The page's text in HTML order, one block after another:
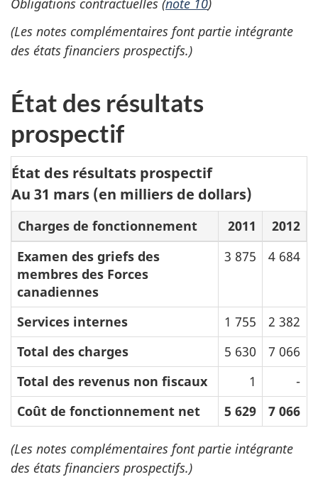
Obligations contractuelles (note 10)
(Les notes complémentaires font partie intégrante
des états financiers prospectifs.)
État des résultats
prospectif
État des résultats prospectif
Au 31 mars (en milliers de dollars)
Charges de fonctionnement 2011
2012
Examen des griefs des
membres des Forces
canadiennes
3 875 4 684
Services internes 1 755
2 382
Total des charges
5 630
7 066
Total des revenus non fiscaux
1
-
Coût de fonctionnement net
5 629 7 066
(Les notes complémentaires font partie intégrante
des états financiers prospectifs.)